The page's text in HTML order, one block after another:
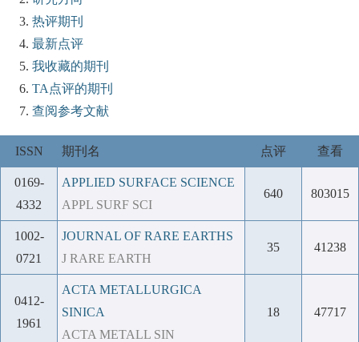
热评期刊
最新点评
我收藏的期刊
TA点评的期刊
查阅参考文献
ISSN 期刊名 点评 查看
0169-
4332
APPLIED SURFACE SCIENCE
APPL SURF SCI
640 803015
1002-
0721
JOURNAL OF RARE EARTHS
J RARE EARTH
35 41238
0412-
1961
ACTA METALLURGICA
SINICA
ACTA METALL SIN
18 47717